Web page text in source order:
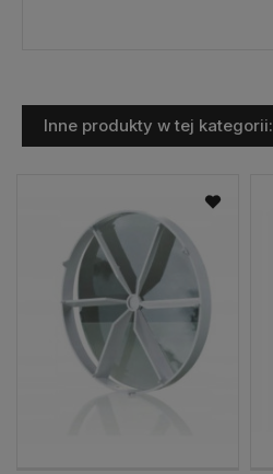
Inne produkty w tej kategorii: